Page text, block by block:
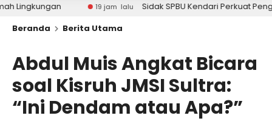
19 jam lalu
Sidak SPBU Kendari Perkuat Pengawasan Stok
Beranda
Berita Utama
Abdul Muis Angkat Bicara
soal Kisruh JMSI Sultra:
“Ini Dendam atau Apa?”